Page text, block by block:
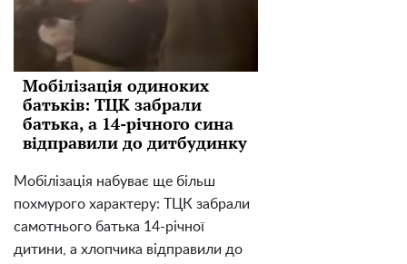
Мобілізація одиноких
батьків: ТЦК забрали
батька, а 14-річного сина
відправили до дитбудинку
Мобілізація набуває ще більш
похмурого характеру: ТЦК забрали
самотнього батька 14-річної
дитини, а хлопчика відправили до